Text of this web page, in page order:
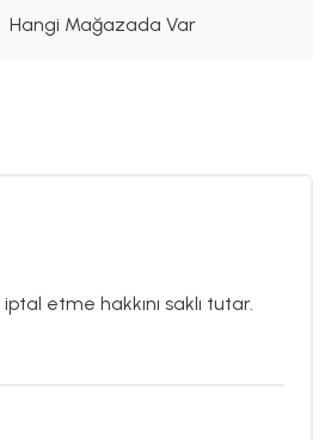
Hangi Mağazada Var
etme hakkını saklı tutar.